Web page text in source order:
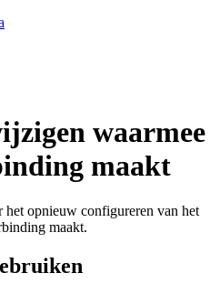
waarmee
maakt
opnieuw configureren van het
maakt.